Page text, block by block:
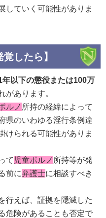
していく可能性がありま
したら】
年以下の懲役または100万
があります。
ルノ 所持の経緯によって
県のいわゆる淫行条例違
けられる可能性がありま
て 児童ポルノ 所持等が発
前に弁護士に相談すべき
行えば、証拠を隠滅した
危険があることも否定で